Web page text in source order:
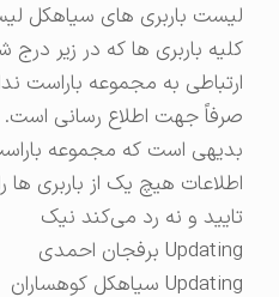
لیست باربری های سیاهکل لیست
کلیه باربری ها که در زیر درج شده
ارتباطی به مجموعه باراست ندارد و
صرفاً جهت اطلاع رسانی است.
بدیهی است که مجموعه باراست
اطلاعات هیچ یک از باربری ها را نه
تایید و نه رد می‌کند نیک
Updating برفجان احمدی
Updating سیاهکل کوهساران